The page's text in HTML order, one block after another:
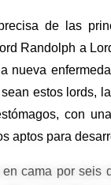
de las
Randolph a
nueva
estos lords,
con
aptos para
en cama por seis